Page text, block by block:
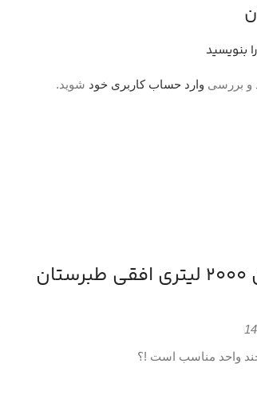
واحد مناسب است !؟
بنویسید
و بررسی وارد حساب کاربری خود شوید.